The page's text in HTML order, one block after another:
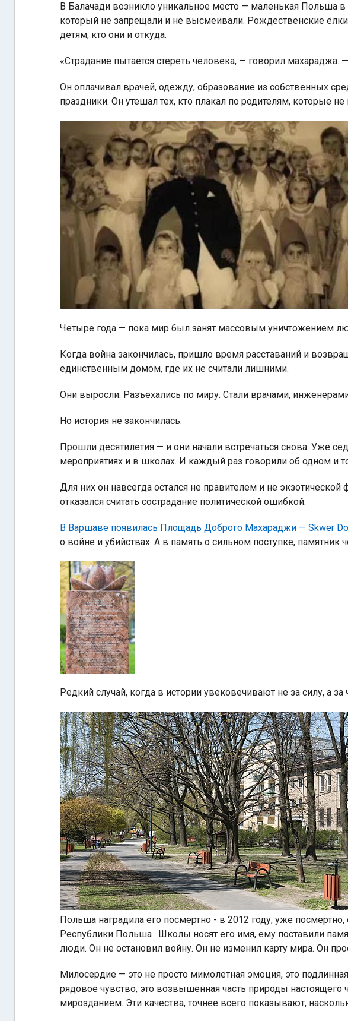
В Балачади возникло уникальное место — маленькая Польша
который не запрещали и не высмеивали. Рождественские
детям, кто они и откуда.
«Страдание пытается стереть человека, — говорил
Он оплачивал врачей, одежду, образование из собственных
праздники. Он утешал тех, кто плакал по родителям, которые не
Четыре года — пока мир был занят массовым уничтожением
Когда война закончилась, пришло время расставаний и
единственным домом, где их не считали лишними.
Они выросли. Разъехались по миру. Стали врачами,
Но история не закончилась.
Прошли десятилетия — и они начали встречаться снова. Уже
мероприятиях и в школах. И каждый раз говорили об одном и
Для них он навсегда остался не правителем и не
отказался считать сострадание политической ошибкой.
В Варшаве появилась Площадь Доброго Махараджи — Skwer
о войне и убийствах. А в память о сильном поступке, памятник
Редкий случай, когда в истории увековечивают не за силу, а
Польша наградила его посмертно - в 2012 году, уже
Республики Польша . Школы носят его имя, ему поставили
люди. Он не остановил войну. Он не изменил карту мира. Он
Милосердие — это не просто мимолетная эмоция, это
рядовое чувство, это возвышенная часть природы настоящего
мирозданием. Эти качества, точнее всего показывают,